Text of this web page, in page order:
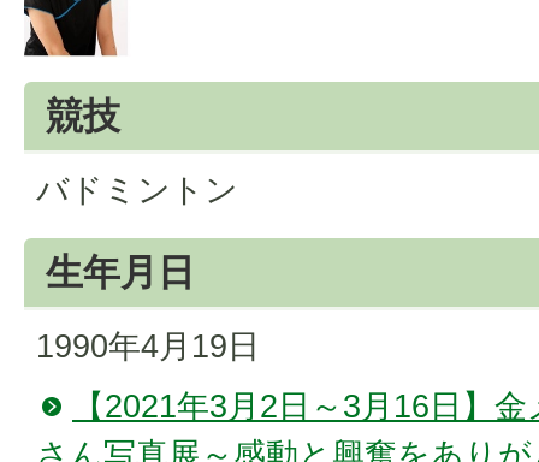
競技
バドミントン
生年月日
1990年4月19日
【2021年3月2日～3月16日】